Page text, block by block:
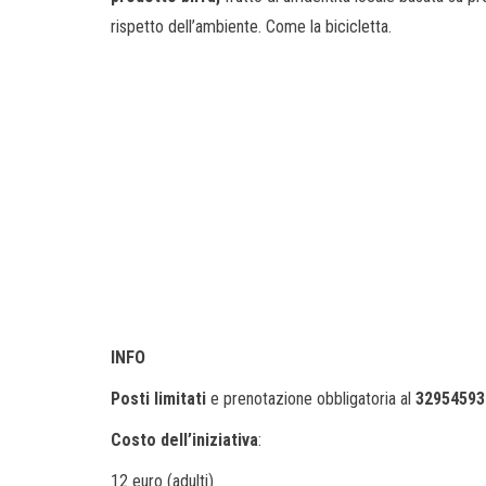
rispetto dell’ambiente. Come la bicicletta.
INFO
Posti limitati e prenotazione obbligatoria al
Costo dell’iniziativa:
12 euro (adulti)